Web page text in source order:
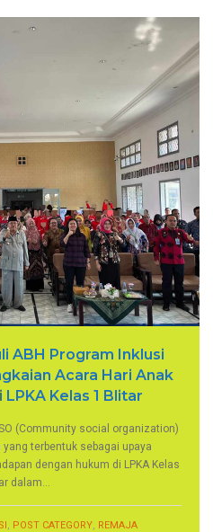
ABH Program Inklusi
Acara Hari Anak
Kelas 1 Blitar
(Community social organization)
terbentuk sebagai upaya
dengan hukum di LPKA Kelas
dalam...
, POST CATEGORY, REMAJA